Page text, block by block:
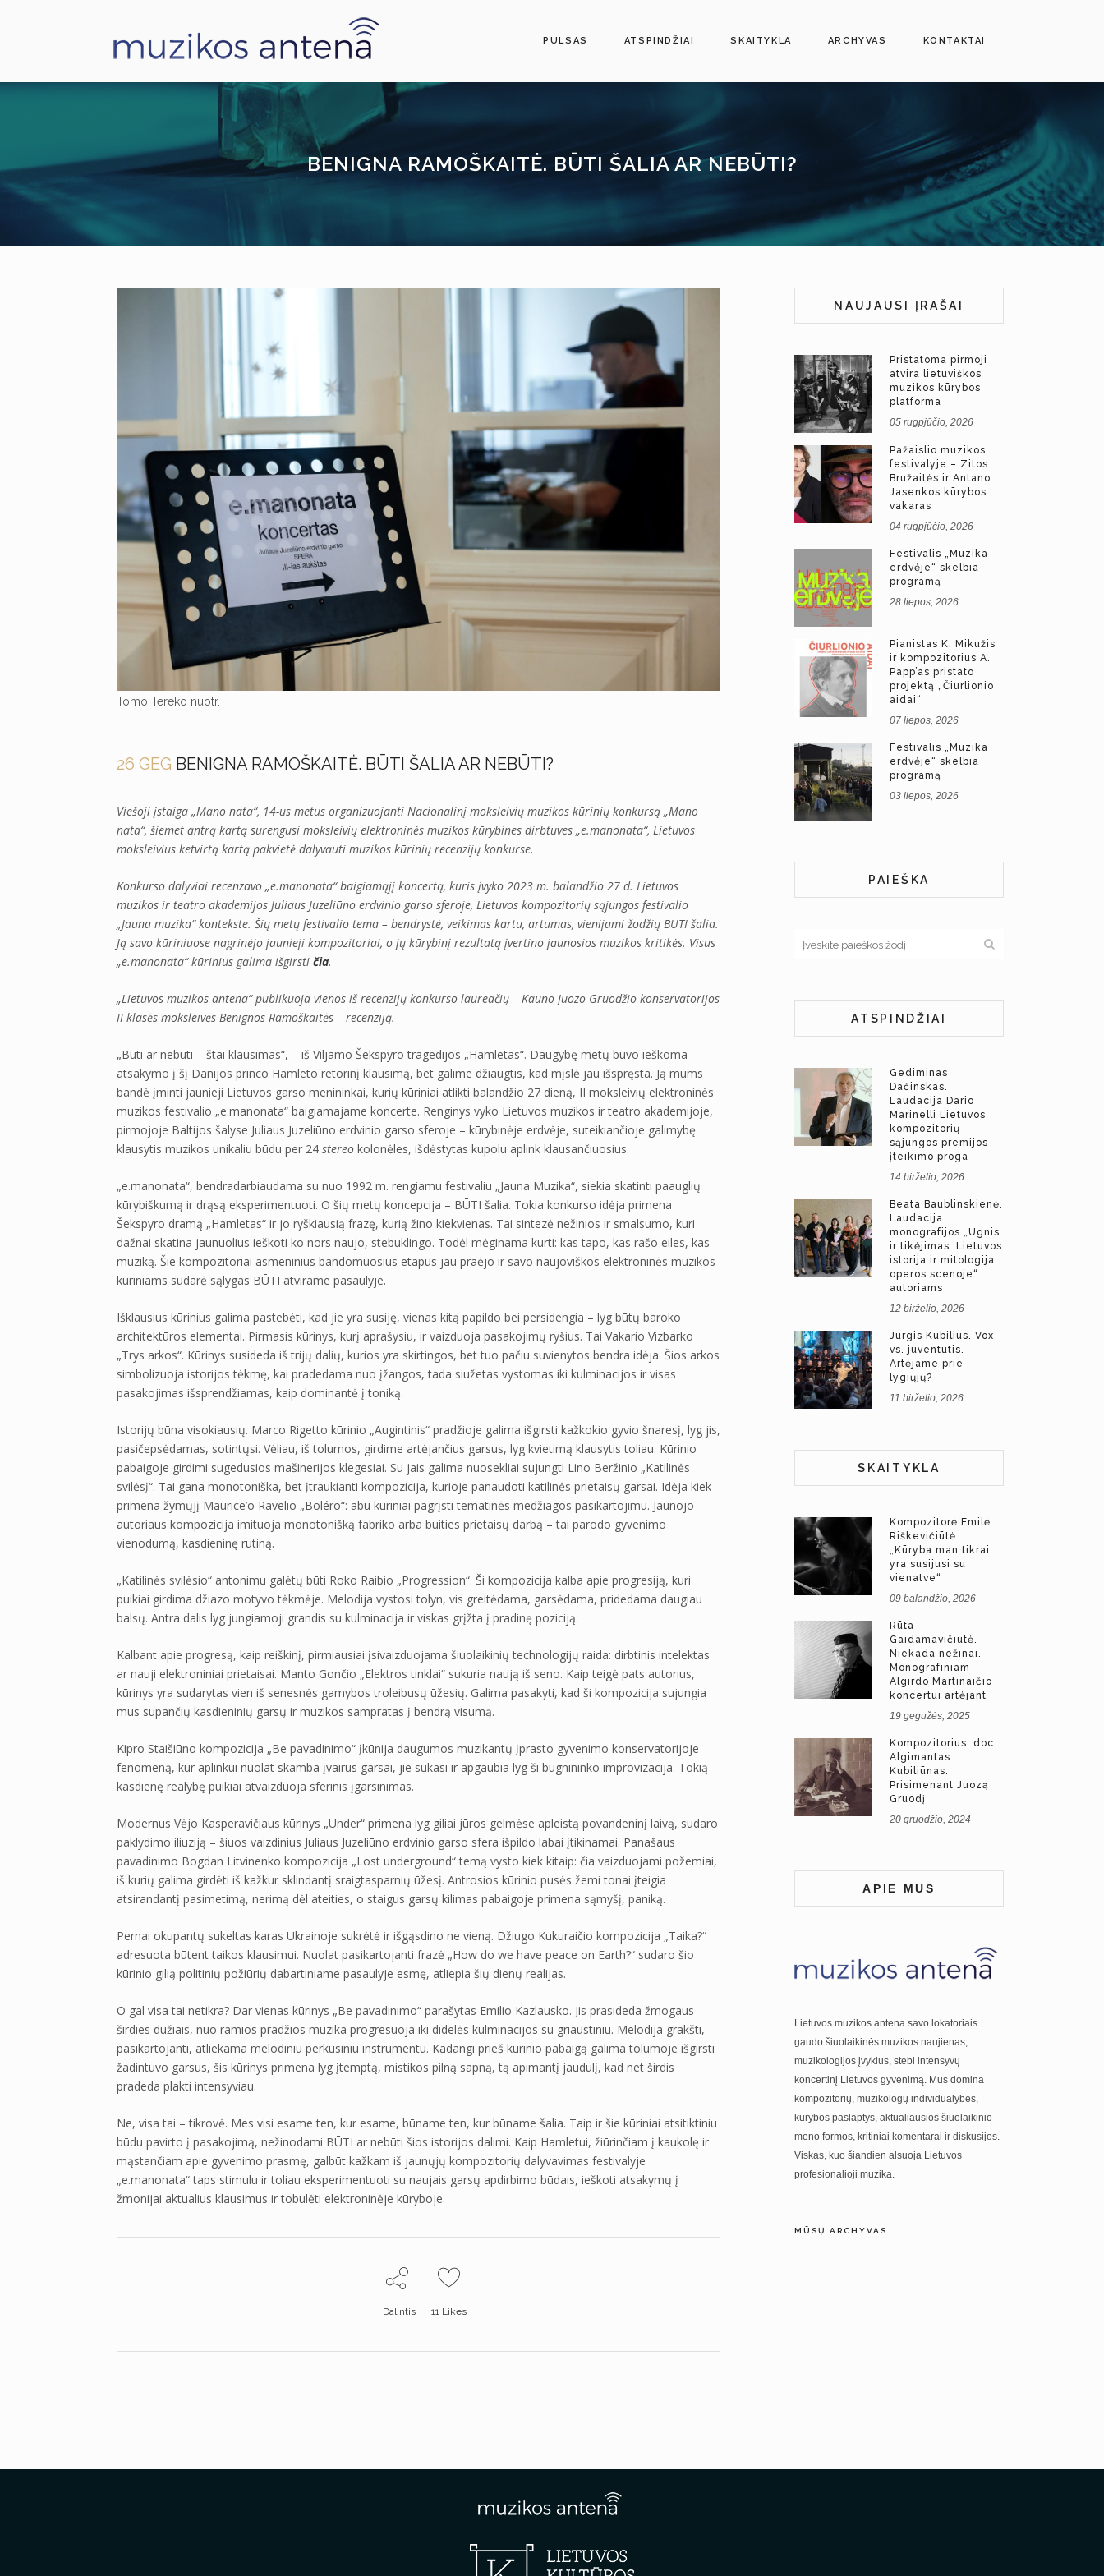
PULSAS ATSPINDŽIAI SKAITYKLA ARCHYVAS KONTAKTAI
BENIGNA RAMOŠKAITĖ. BŪTI ŠALIA AR NEBŪTI?
Tomo Tereko nuotr.
26 GEG BENIGNA RAMOŠKAITĖ. BŪTI ŠALIA AR NEBŪTI?
Viešoji įstaiga „Mano nata“, 14-us metus organizuojanti Nacionalinį moksleivių muzikos kūrinių konkursą „Mano
nata“, šiemet antrą kartą surengusi moksleivių elektroninės muzikos kūrybines dirbtuves „e.manonata“, Lietuvos
moksleivius ketvirtą kartą pakvietė dalyvauti muzikos kūrinių recenzijų konkurse.
Konkurso dalyviai recenzavo „e.manonata“ baigiamąjį koncertą, kuris įvyko 2023 m. balandžio 27 d. Lietuvos
muzikos ir teatro akademijos Juliaus Juzeliūno erdvinio garso sferoje, Lietuvos kompozitorių sąjungos festivalio
„Jauna muzika“ kontekste. Šių metų festivalio tema – bendrystė, veikimas kartu, artumas, vienijami žodžių BŪTI šalia.
Ją savo kūriniuose nagrinėjo jaunieji kompozitoriai, o jų kūrybinį rezultatą įvertino jaunosios muzikos kritikės. Visus
„e.manonata“ kūrinius galima išgirsti čia.
„Lietuvos muzikos antena“ publikuoja vienos iš recenzijų konkurso laureačių – Kauno Juozo Gruodžio konservatorijos
II klasės moksleivės Benignos Ramoškaitės – recenziją.
„Būti ar nebūti – štai klausimas“, – iš Viljamo Šekspyro tragedijos „Hamletas“. Daugybę metų buvo ieškoma
atsakymo į šį Danijos princo Hamleto retorinį klausimą, bet galime džiaugtis, kad mįslė jau išspręsta. Ją mums
bandė įminti jaunieji Lietuvos garso menininkai, kurių kūriniai atlikti balandžio 27 dieną, II moksleivių elektroninės
muzikos festivalio „e.manonata“ baigiamajame koncerte. Renginys vyko Lietuvos muzikos ir teatro akademijoje,
pirmojoje Baltijos šalyse Juliaus Juzeliūno erdvinio garso sferoje – kūrybinėje erdvėje, suteikiančioje galimybę
klausytis muzikos unikaliu būdu per 24 stereo kolonėles, išdėstytas kupolu aplink klausančiuosius.
„e.manonata“, bendradarbiaudama su nuo 1992 m. rengiamu festivaliu „Jauna Muzika“, siekia skatinti paauglių
kūrybiškumą ir drąsą eksperimentuoti. O šių metų koncepcija – BŪTI šalia. Tokia konkurso idėja primena
Šekspyro dramą „Hamletas“ ir jo ryškiausią frazę, kurią žino kiekvienas. Tai sintezė nežinios ir smalsumo, kuri
dažnai skatina jaunuolius ieškoti ko nors naujo, stebuklingo. Todėl mėginama kurti: kas tapo, kas rašo eiles, kas
muziką. Šie kompozitoriai asmeninius bandomuosius etapus jau praėjo ir savo naujoviškos elektroninės muzikos
kūriniams sudarė sąlygas BŪTI atvirame pasaulyje.
Išklausius kūrinius galima pastebėti, kad jie yra susiję, vienas kitą papildo bei persidengia – lyg būtų baroko
architektūros elementai. Pirmasis kūrinys, kurį aprašysiu, ir vaizduoja pasakojimų ryšius. Tai Vakario Vizbarko
„Trys arkos“. Kūrinys susideda iš trijų dalių, kurios yra skirtingos, bet tuo pačiu suvienytos bendra idėja. Šios arkos
simbolizuoja istorijos tėkmę, kai pradedama nuo įžangos, tada siužetas vystomas iki kulminacijos ir visas
pasakojimas išsprendžiamas, kaip dominantė į toniką.
Istorijų būna visokiausių. Marco Rigetto kūrinio „Augintinis“ pradžioje galima išgirsti kažkokio gyvio šnaresį, lyg jis,
pasičepsėdamas, sotintųsi. Vėliau, iš tolumos, girdime artėjančius garsus, lyg kvietimą klausytis toliau. Kūrinio
pabaigoje girdimi sugedusios mašinerijos klegesiai. Su jais galima nuosekliai sujungti Lino Beržinio „Katilinės
svilėsį“. Tai gana monotoniška, bet įtraukianti kompozicija, kurioje panaudoti katilinės prietaisų garsai. Idėja kiek
primena žymųjį Maurice’o Ravelio „Boléro“: abu kūriniai pagrįsti tematinės medžiagos pasikartojimu. Jaunojo
autoriaus kompozicija imituoja monotonišką fabriko arba buities prietaisų darbą – tai parodo gyvenimo
vienodumą, kasdieninę rutiną.
„Katilinės svilėsio“ antonimu galėtų būti Roko Raibio „Progression“. Ši kompozicija kalba apie progresiją, kuri
puikiai girdima džiazo motyvo tėkmėje. Melodija vystosi tolyn, vis greitėdama, garsėdama, pridedama daugiau
balsų. Antra dalis lyg jungiamoji grandis su kulminacija ir viskas grįžta į pradinę poziciją.
Kalbant apie progresą, kaip reiškinį, pirmiausiai įsivaizduojama šiuolaikinių technologijų raida: dirbtinis intelektas
ar nauji elektroniniai prietaisai. Manto Gončio „Elektros tinklai“ sukuria naują iš seno. Kaip teigė pats autorius,
kūrinys yra sudarytas vien iš senesnės gamybos troleibusų ūžesių. Galima pasakyti, kad ši kompozicija sujungia
mus supančių kasdieninių garsų ir muzikos sampratas į bendrą visumą.
Kipro Staišiūno kompozicija „Be pavadinimo“ įkūnija daugumos muzikantų įprasto gyvenimo konservatorijoje
fenomeną, kur aplinkui nuolat skamba įvairūs garsai, jie sukasi ir apgaubia lyg ši būgnininko improvizacija. Tokią
kasdienę realybę puikiai atvaizduoja sferinis įgarsinimas.
Modernus Vėjo Kasperavičiaus kūrinys „Under“ primena lyg giliai jūros gelmėse apleistą povandeninį laivą, sudaro
paklydimo iliuziją – šiuos vaizdinius Juliaus Juzeliūno erdvinio garso sfera išpildo labai įtikinamai. Panašaus
pavadinimo Bogdan Litvinenko kompozicija „Lost underground“ temą vysto kiek kitaip: čia vaizduojami požemiai,
iš kurių galima girdėti iš kažkur sklindantį sraigtasparnių ūžesį. Antrosios kūrinio pusės žemi tonai įteigia
atsirandantį pasimetimą, nerimą dėl ateities, o staigus garsų kilimas pabaigoje primena sąmyšį, paniką.
Pernai okupantų sukeltas karas Ukrainoje sukrėtė ir išgąsdino ne vieną. Džiugo Kukuraičio kompozicija „Taika?“
adresuota būtent taikos klausimui. Nuolat pasikartojanti frazė „How do we have peace on Earth?“ sudaro šio
kūrinio gilią politinių požiūrių dabartiniame pasaulyje esmę, atliepia šių dienų realijas.
O gal visa tai netikra? Dar vienas kūrinys „Be pavadinimo“ parašytas Emilio Kazlausko. Jis prasideda žmogaus
širdies dūžiais, nuo ramios pradžios muzika progresuoja iki didelės kulminacijos su griaustiniu. Melodija grakšti,
pasikartojanti, atliekama melodiniu perkusiniu instrumentu. Kadangi prieš kūrinio pabaigą galima tolumoje išgirsti
žadintuvo garsus, šis kūrinys primena lyg įtemptą, mistikos pilną sapną, tą apimantį jaudulį, kad net širdis
pradeda plakti intensyviau.
Ne, visa tai – tikrovė. Mes visi esame ten, kur esame, būname ten, kur būname šalia. Taip ir šie kūriniai atsitiktiniu
būdu pavirto į pasakojimą, nežinodami BŪTI ar nebūti šios istorijos dalimi. Kaip Hamletui, žiūrinčiam į kaukolę ir
mąstančiam apie gyvenimo prasmę, galbūt kažkam iš jaunųjų kompozitorių dalyvavimas festivalyje
„e.manonata“ taps stimulu ir toliau eksperimentuoti su naujais garsų apdirbimo būdais, ieškoti atsakymų į
žmonijai aktualius klausimus ir tobulėti elektroninėje kūryboje.
Dalintis 11 Likes
NAUJAUSI ĮRAŠAI
Pristatoma pirmoji
atvira lietuviškos
muzikos kūrybos
platforma
05 rugpjūčio, 2026
Pažaislio muzikos
festivalyje – Zitos
Bružaitės ir Antano
Jasenkos kūrybos
vakaras
04 rugpjūčio, 2026
Festivalis „Muzika
erdvėje“ skelbia
programą
28 liepos, 2026
Pianistas K. Mikužis
ir kompozitorius A.
Papp’as pristato
projektą „Čiurlionio
aidai“
07 liepos, 2026
Festivalis „Muzika
erdvėje“ skelbia
programą
03 liepos, 2026
PAIEŠKA
ATSPINDŽIAI
Gediminas
Dačinskas.
Laudacija Dario
Marinelli Lietuvos
kompozitorių
sąjungos premijos
įteikimo proga
14 birželio, 2026
Beata Baublinskienė.
Laudacija
monografijos „Ugnis
ir tikėjimas. Lietuvos
istorija ir mitologija
operos scenoje“
autoriams
12 birželio, 2026
Jurgis Kubilius. Vox
vs. juventutis.
Artėjame prie
lygiųjų?
11 birželio, 2026
SKAITYKLA
Kompozitorė Emilė
Riškevičiūtė:
„Kūryba man tikrai
yra susijusi su
vienatve“
09 balandžio, 2026
Rūta
Gaidamavičiūtė.
Niekada nežinai.
Monografiniam
Algirdo Martinaičio
koncertui artėjant
19 gegužės, 2025
Kompozitorius, doc.
Algimantas
Kubiliūnas.
Prisimenant Juozą
Gruodį
20 gruodžio, 2024
APIE MUS
Lietuvos muzikos antena savo lokatoriais
gaudo šiuolaikinės muzikos naujienas,
muzikologijos įvykius, stebi intensyvų
koncertinį Lietuvos gyvenimą. Mus domina
kompozitorių, muzikologų individualybės,
kūrybos paslaptys, aktualiausios šiuolaikinio
meno formos, kritiniai komentarai ir diskusijos.
Viskas, kuo šiandien alsuoja Lietuvos
profesionalioji muzika.
MŪSŲ ARCHYVAS